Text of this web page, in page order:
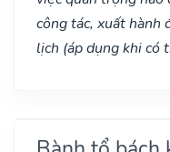
công tác, xuất hành
lịch (áp dụng khi có